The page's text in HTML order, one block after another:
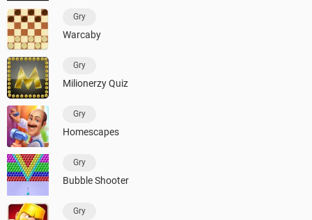
Gry
Warcaby
Gry
Milionerzy Quiz
Gry
Homescapes
Gry
Bubble Shooter
Gry